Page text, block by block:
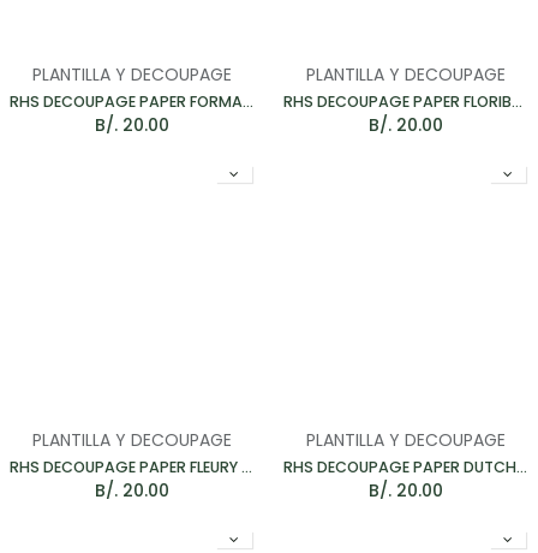
PLANTILLA Y DECOUPAGE
RHS DECOUPAGE PAPER FORMAL GARDEN - PAPEL PARA MUEBLES 67*48CM
B/. 20.00
PLANTILLA Y DECOUPAGE
RHS DECOUPAGE PAPER FLORIBUNDA - PAPEL PARA MUEBLES 67*48CM
B/. 20.00
PLANTILLA Y DECOUPAGE
RHS DECOUPAGE PAPER FLEURY - PAPEL PARA MUEBLES 67*48CM
B/. 20.00
PLANTILLA Y DECOUPAGE
RHS DECOUPAGE PAPER DUTCH TULIPS - PAPEL PARA MUEBLES 67*48CM
B/. 20.00